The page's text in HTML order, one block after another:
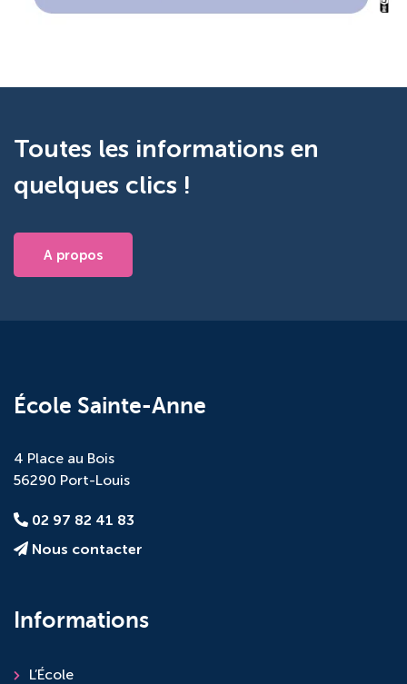
Toutes les informations en
quelques clics !
A propos
École Sainte-Anne
4 Place au Bois
56290 Port-Louis
02 97 82 41 83
Nous contacter
Informations
L’École